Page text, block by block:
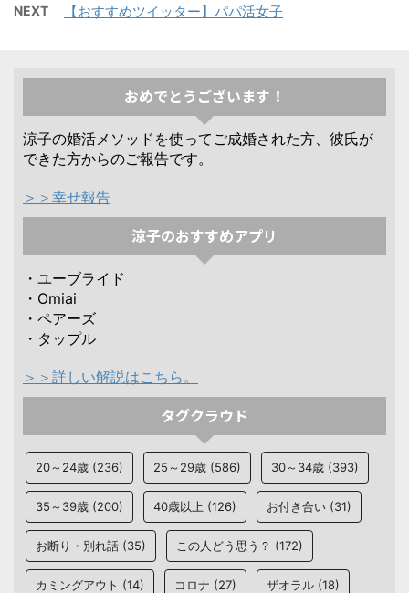
NEXT 【おすすめツイッター】パパ活女子
おめでとうございます！
涼子の婚活メソッドを使ってご成婚された方、彼氏が
できた方からのご報告です。
＞＞幸せ報告
涼子のおすすめアプリ
・ユーブライド
・Omiai
・ペアーズ
・タップル
＞＞詳しい解説はこちら。
タグクラウド
20～24歳 (236) 25～29歳 (586) 30～34歳 (393)
35～39歳 (200) 40歳以上 (126) お付き合い (31)
お断り・別れ話 (35) この人どう思う？ (172)
カミングアウト (14) コロナ (27) ザオラル (18)